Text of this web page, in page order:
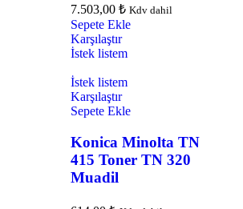
7.503,00 ₺ Kdv dahil
Sepete Ekle
Karşılaştır
İstek listem
İstek listem
Karşılaştır
Sepete Ekle
Konica Minolta TN
415 Toner TN 320
Muadil